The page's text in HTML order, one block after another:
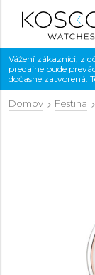
Vážení zákazníci, z
predajne bude
dočasne zatvorená.
Domov Festina